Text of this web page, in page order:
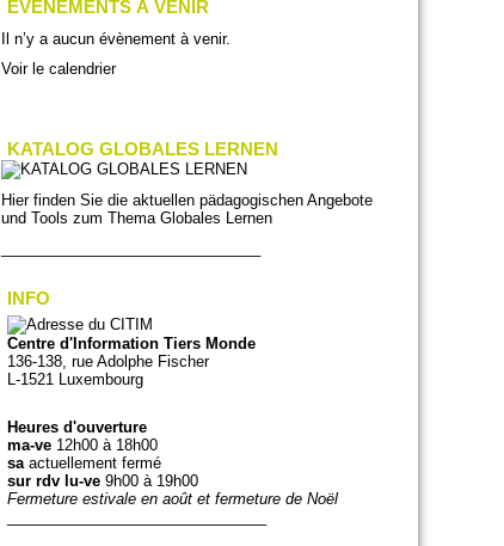
ÉVÈNEMENTS À VENIR
Il n’y a aucun évènement à venir.
Voir le calendrier
KATALOG GLOBALES LERNEN
Hier finden Sie die aktuellen pädagogischen Angebote
und Tools zum Thema Globales Lernen
INFO
Centre d'Information Tiers Monde
136-138, rue Adolphe Fischer
L-1521 Luxembourg
Heures d'ouverture
ma-ve 12h00 à 18h00
saactuellement fermé
sur rdv lu-ve 9h00 à 19h00
Fermeture estivale en août et fermeture de Noël